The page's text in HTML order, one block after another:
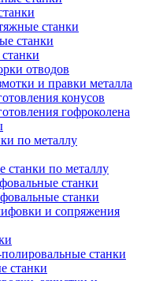
станки
станки
отводов
и правки металла
конусов
гофроколена
по металлу
по металлу
станки
станки
и сопряжения
станки
станки